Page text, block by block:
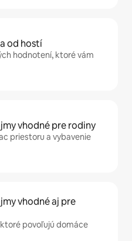
od hostí
hodnotení, ktoré vám
vhodné pre rodiny
priestoru a vybavenie
vhodné aj pre
povoľujú domáce